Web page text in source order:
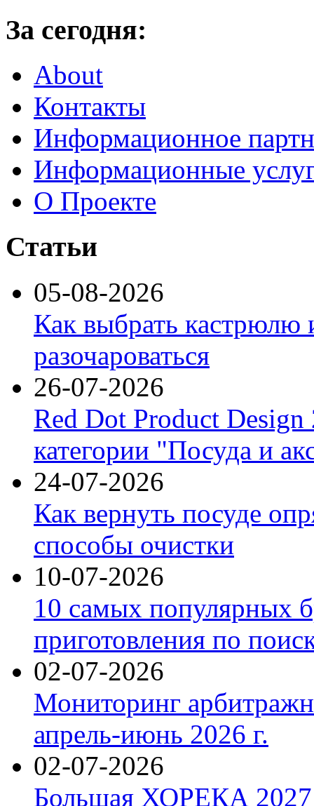
За сегодня:
About
Контакты
Информационное
Информационные
О Проекте
Статьи
05-08-2026
Как выбрать кастрюлю
разочароваться
26-07-2026
Red Dot Product Design
категории "Посуда и
24-07-2026
Как вернуть посуде
способы очистки
10-07-2026
10 самых популярных
приготовления по
02-07-2026
Мониторинг
апрель-июнь 2026 г.
02-07-2026
Большая ХОРЕКА 2027: